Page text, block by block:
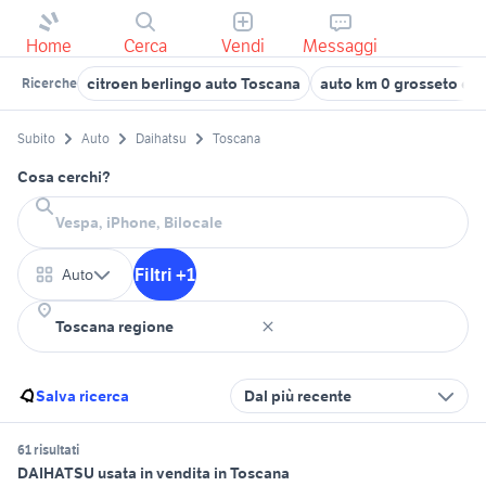
Home Cerca Vendi Messaggi
Ricerche citroen berlingo auto Toscana auto km 0 grosseto e
Subito Auto Daihatsu Toscana
Cosa cerchi?
Auto Filtri +1
Salva ricerca Dal più recente
61 risultati
DAIHATSU usata in vendita in Toscana